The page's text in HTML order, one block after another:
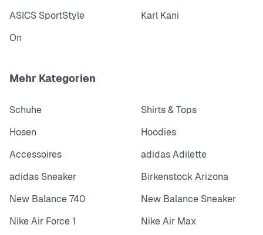
ASICS SportStyle
Karl Kani
On
Mehr Kategorien
Schuhe
Shirts & Tops
Hosen
Hoodies
Accessoires
adidas Adilette
adidas Sneaker
Birkenstock Arizona
New Balance 740
New Balance Sneaker
Nike Air Force 1
Nike Air Max